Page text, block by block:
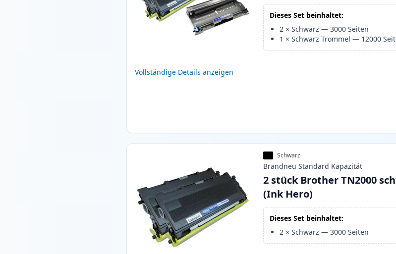
Vollständige Details anzeigen
Dieses Set beinhaltet:
2 ×Schwarz —3000 Seiten
1 ×Schwarz Trommel — 12000
Schwarz
Brandneu Standard Kapazität
2 stück Brother TN2000
(Ink Hero)
Dieses Set beinhaltet:
2 ×Schwarz —3000 Seiten